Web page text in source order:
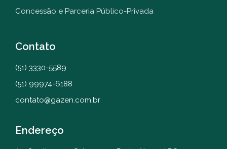
Concessão e Parceria Público-Privada
Contato
(51) 3330-5589
(51) 99974-6188
contato@gazen.com.br
Endereço